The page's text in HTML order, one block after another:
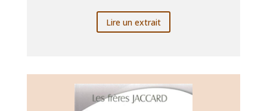
Lire un extrait